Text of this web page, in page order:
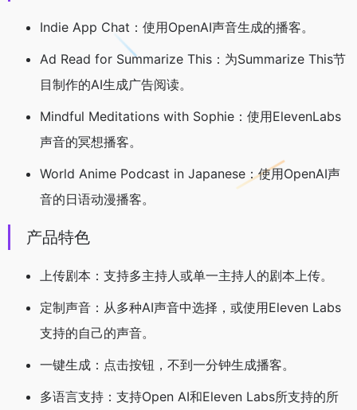
Indie App Chat：使用OpenAI声音生成的播客。
Ad Read for Summarize This：为Summarize This节
目制作的AI生成广告阅读。
Mindful Meditations with Sophie：使用ElevenLabs
声音的冥想播客。
World Anime Podcast in Japanese：使用OpenAI声
音的日语动漫播客。
产品特色
上传剧本：支持多主持人或单一主持人的剧本上传。
定制声音：从多种AI声音中选择，或使用Eleven Labs
支持的自己的声音。
一键生成：点击按钮，不到一分钟生成播客。
多语言支持：支持Open AI和Eleven Labs所支持的所